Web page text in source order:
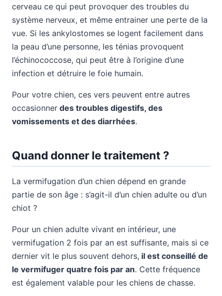
cerveau ce qui peut provoquer des troubles du
système nerveux, et même entrainer une perte de la
vue. Si les ankylostomes se logent facilement dans
la peau d’une personne, les ténias provoquent
l’échinococcose, qui peut être à l’origine d’une
infection et détruire le foie humain.
Pour votre chien, ces vers peuvent entre autres
occasionner des troubles digestifs, des
vomissements et des diarrhées.
Quand donner le traitement ?
La vermifugation d’un chien dépend en grande
partie de son âge : s’agit-il d’un chien adulte ou d’un
chiot ?
Pour un chien adulte vivant en intérieur, une
vermifugation 2 fois par an est suffisante, mais si ce
dernier vit le plus souvent dehors, il est conseillé de
le vermifuger quatre fois par an. Cette fréquence
est également valable pour les chiens de chasse.